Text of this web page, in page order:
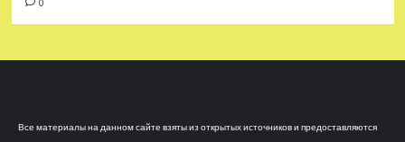
0
Все материалы на данном сайте взяты из открытых источников и предоставляются